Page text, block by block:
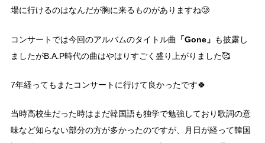
場に行けるのはなんだが胸に来るものがありますね🥲
コンサートでは今回のアルバムのタイトル曲 「Gone」 も披露し
ましたがB.A.P時代の曲はやはりすごく盛り上がりました🥰
7年経ってもまたコンサートに行けて良かったです🍀
当時高校生だった時はまだ韓国語も独学で勉強しており歌詞の意
味など知らない部分の方が多かったのですが、月日が経って韓国